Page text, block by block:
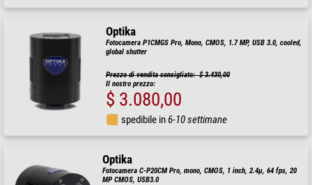
Optika
Fotocamera P1CMGS Pro, Mono, CMOS, 1.7 MP, USB 3.0, cooled,
global shutter
Prezzo di vendita consigliato: $ 3.430,00
Il nostro prezzo:
$ 3.080,00
spedibile in6-10 settimane
Optika
Fotocamera C-P20CM Pro, mono, CMOS, 1 inch, 2.4µ, 64 fps, 20
MP CMOS, USB3.0